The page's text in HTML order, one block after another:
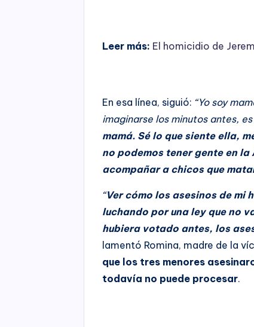
Leer más: El homicidio de
En esa línea, siguió: “Yo soy
imaginarse los minutos antes,
mamá. Sé lo que siente ella,
no podemos tener gente en
acompañar a chicos que
“Ver cómo los asesinos de mi
luchando por una ley que no
hubiera votado antes, los
lamentó Romina, madre de la
que los tres menores
todavía no puede procesar.